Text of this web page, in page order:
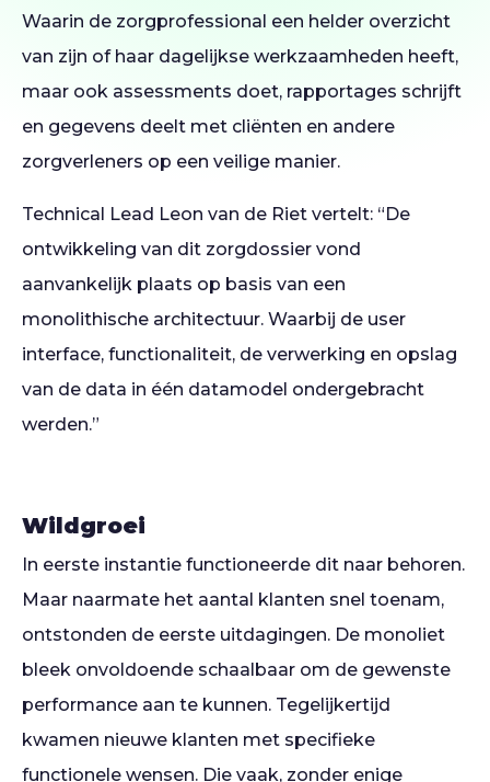
Waarin de zorgprofessional een helder overzicht
van zijn of haar dagelijkse werkzaamheden heeft,
maar ook assessments doet, rapportages schrijft
en gegevens deelt met cliënten en andere
zorgverleners op een veilige manier.
Technical Lead Leon van de Riet vertelt: “De
ontwikkeling van dit zorgdossier vond
aanvankelijk plaats op basis van een
monolithische architectuur. Waarbij de user
interface, functionaliteit, de verwerking en opslag
van de data in één datamodel ondergebracht
werden.”
Wildgroei
In eerste instantie functioneerde dit naar behoren.
Maar naarmate het aantal klanten snel toenam,
ontstonden de eerste uitdagingen. De monoliet
bleek onvoldoende schaalbaar om de gewenste
performance aan te kunnen. Tegelijkertijd
kwamen nieuwe klanten met specifieke
functionele wensen. Die vaak, zonder enige